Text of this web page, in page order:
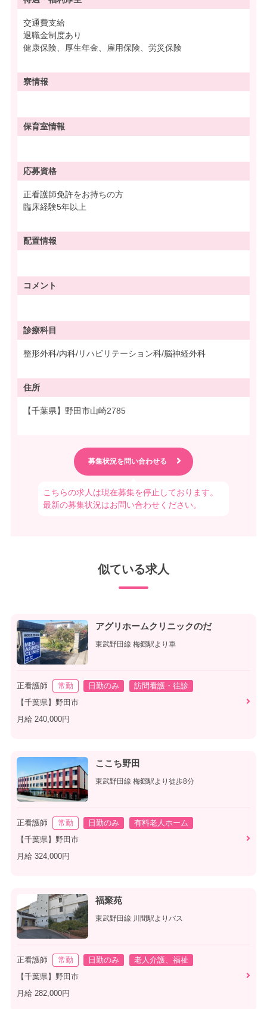
交通費支給
退職金制度あり
健康保険、厚生年金、雇用保険、労災保険
寮情報
保育室情報
応募資格
正看護師免許をお持ちの方
臨床経験5年以上
配置情報
コメント
診療科目
整形外科/内科/リハビリテーション科/脳神経外科
住所
【千葉県】野田市山崎2785
こちらの求人は現在募集を停止しております。
最新の募集状況はお問い合わせください。
似ている求人
アグリホームクリニックのだ
東武野田線 梅郷駅より車
正看護師 常勤 日勤のみ
訪問看護・往診
【千葉県】野田市
月給 240,000円
ここち野田
東武野田線 梅郷駅より徒歩8分
正看護師 常勤 日勤のみ
有料老人ホーム
【千葉県】野田市
月給 324,000円
福聚苑
東武野田線 川間駅よりバス
正看護師 常勤 日勤のみ
老人介護、福祉
【千葉県】野田市
月給 282,000円